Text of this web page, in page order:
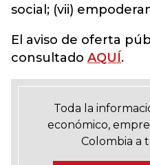
social; (vii)
El aviso de oferta
consultado AQUÍ.
Toda la
económico,
Colombia a